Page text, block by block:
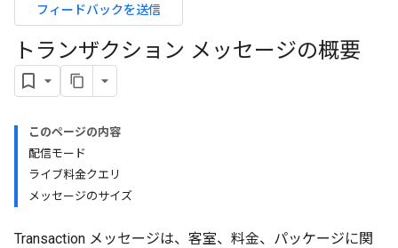
フィードバックを送信
トランザクション メッセージの概要
このページの内容
配信モード
ライブ料金クエリ
メッセージのサイズ
Transaction メッセージは、客室、料金、パッケージに関